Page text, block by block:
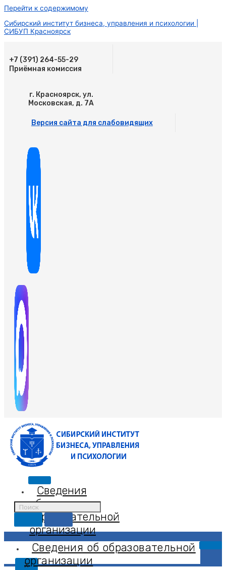
Перейти к содержимому
Сибирский институт бизнеса, управления и психологии |
СИБУП Красноярск
+7 (391) 264-55-29
Приёмная комиссия
г. Красноярск, ул.
Московская, д. 7А
Версия сайта для слабовидящих
Сведения
об
образовательной
организации
X
Сведения об образовательной
организации